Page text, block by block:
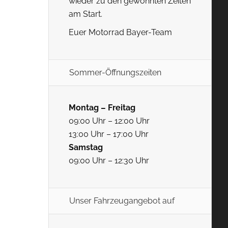
am Start.
Euer Motorrad Bayer-Team
Sommer-Öffnungszeiten
Montag – Freitag
09:00 Uhr – 12:00 Uhr
13:00 Uhr – 17:00 Uhr
Samstag
09:00 Uhr – 12:30 Uhr
Unser Fahrzeugangebot auf